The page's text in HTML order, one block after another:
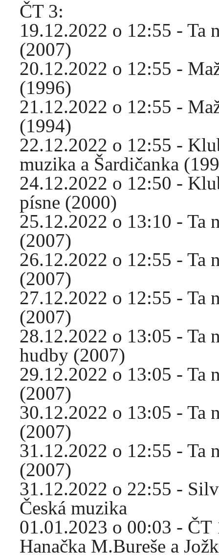
ČT 3:
19.12.2022 o 12:55 - Ta
(2007)
20.12.2022 o 12:55 -
(1996)
21.12.2022 o 12:55 -
(1994)
22.12.2022 o 12:55 -
muzika a Šardičanka
24.12.2022 o 12:50 -
písne (2000)
25.12.2022 o 13:10 - Ta
(2007)
26.12.2022 o 12:55 - Ta
(2007)
27.12.2022 o 12:55 - Ta
(2007)
28.12.2022 o 13:05 - Ta
hudby (2007)
29.12.2022 o 13:05 - Ta
(2007)
30.12.2022 o 13:05 - Ta
(2007)
31.12.2022 o 12:55 - Ta
(2007)
31.12.2022 o 22:55 -
Česká muzika
01.01.2023 o 00:03 -
Hanačka M.Bureše a